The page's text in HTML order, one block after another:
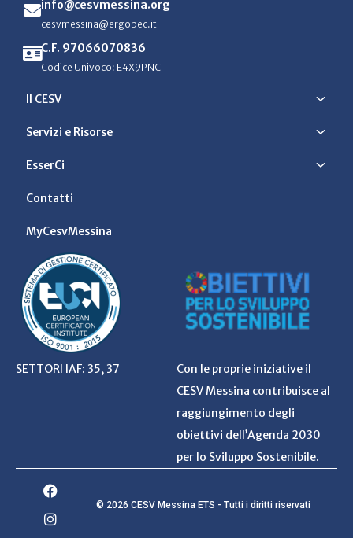
info@cesvmessina.org
cesvmessina@ergopec.it
C.F. 97066070836
Codice Univoco: E4X9PNC
Il CESV
Servizi e Risorse
EsserCi
Contatti
MyCesvMessina
SETTORI IAF: 35, 37
Con le proprie iniziative il
CESV Messina contribuisce al
raggiungimento degli
obiettivi dell’Agenda 2030
per lo Sviluppo Sostenibile.
© 2026 CESV Messina ETS - Tutti i diritti riservati